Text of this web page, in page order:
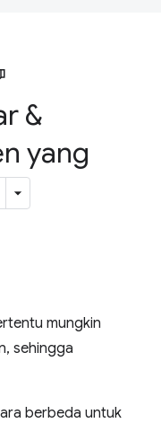
&
yang
mungkin
sehingga
berbeda untuk